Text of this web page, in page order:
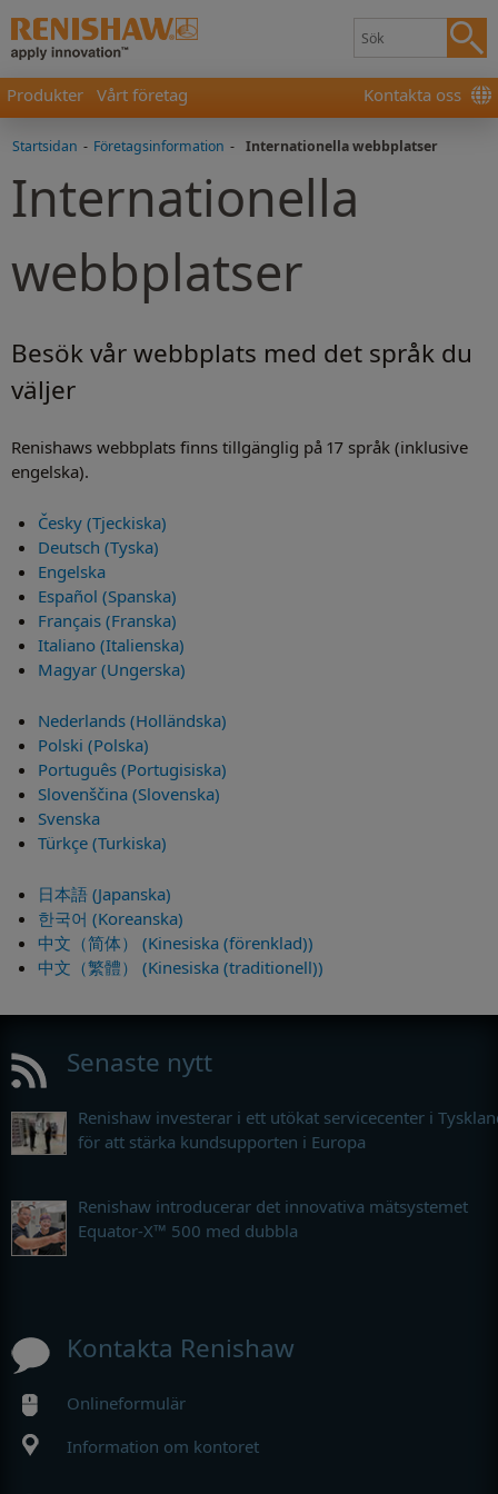
Produkter Vårt företag Kontakta oss
Startsidan - Företagsinformation - Internationella webbplatser
Internationella
webbplatser
Besök vår webbplats med det språk du
väljer
Renishaws webbplats finns tillgänglig på 17 språk (inklusive
engelska).
Česky (Tjeckiska)
Deutsch (Tyska)
Engelska
Español (Spanska)
Français (Franska)
Italiano (Italienska)
Magyar (Ungerska)
Nederlands (Holländska)
Polski (Polska)
Português (Portugisiska)
Slovenščina (Slovenska)
Svenska
Türkçe (Turkiska)
日本語 (Japanska)
한국어 (Koreanska)
中文（简体） (Kinesiska (förenklad))
中文（繁體） (Kinesiska (traditionell))
Senaste nytt
Renishaw investerar i ett utökat servicecenter i
för att stärka kundsupporten i Europa
Renishaw introducerar det innovativa mätsystemet
Equator-X™ 500 med dubbla
Kontakta Renishaw
Onlineformulär
Information om kontoret